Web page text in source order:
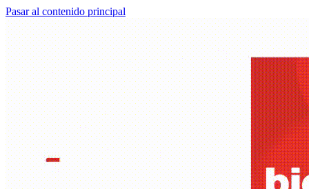
Pasar al contenido principal